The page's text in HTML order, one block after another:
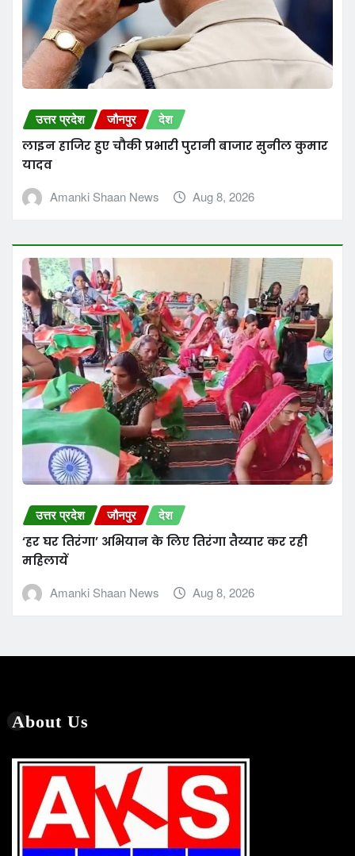
उत्तर प्रदेश जौनपुर देश
लाइन हाजिर हुए चौकी प्रभारी पुरानी बाजार सुनील कुमार
यादव
Amanki Shaan News
Aug 8, 2026
उत्तर प्रदेश जौनपुर देश
‘हर घर तिरंगा’ अभियान के लिए तिरंगा तैय्यार कर रही
महिलायें
Amanki Shaan News
Aug 8, 2026
About Us